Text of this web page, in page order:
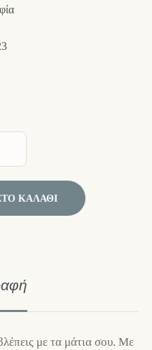
€.
ΚΑΛΆΘΙ
με τα μάτια σου. Με